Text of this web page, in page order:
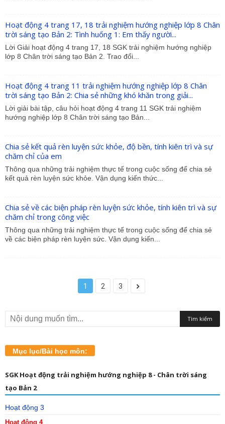
Hoạt động 4 trang 17, 18 trải nghiệm hướng nghiệp lớp 8 Chân
trời sáng tạo Bản 2: Tình huống 1: Em thấy người...
Lời Giải hoạt động 4 trang 17, 18 SGK trải nghiệm hướng nghiệp
lớp 8 Chân trời sáng tạo Bản 2. Trao đổi...
Hoạt động 4 trang 11 trải nghiệm hướng nghiệp lớp 8 Chân
trời sáng tạo Bản 2: Chia sẻ những khó khăn trong giải...
Lời giải bài tập, câu hỏi hoạt động 4 trang 11 SGK trải nghiệm
hướng nghiệp lớp 8 Chân trời sáng tạo Bản...
Chia sẻ kết quả rèn luyện sức khỏe, độ bền, tính kiên trì và sự
chăm chỉ của em
Thông qua những trải nghiệm thực tế trong cuộc sống để chia sẻ
kết quả rèn luyện sức khỏe. Vận dụng kiến thức...
Chia sẻ về các biện pháp rèn luyện sức khỏe, tính kiên trì và sự
chăm chỉ trong công việc
Thông qua những trải nghiệm thực tế trong cuộc sống để chia sẻ
về các biện pháp rèn luyện sức. Vận dụng kiến...
1 2 3
Mục lục/Bài học môn:
SGK Hoạt động trải nghiệm hướng nghiệp 8 - Chân trời sáng
tạo Bản 2
Hoạt động 3
Hoạt động 4